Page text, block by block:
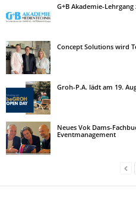
G+B Akademie-
Concept Solutions wird
Groh-P.A. lädt am 19.
Neues Vok Dams-
Eventmanagement